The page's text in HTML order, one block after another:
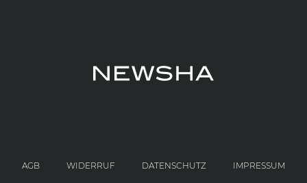
AGB WIDERRUF DATENSCHUTZ IMPRESSUM